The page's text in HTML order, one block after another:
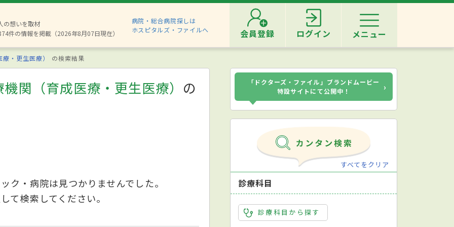
の想いを取材
件の情報を掲載（2026年8月07日現在）
病院・総合病院探しは
ホスピタルズ・ファイルへ
会員登録 ログイン メニュー
・更生医療） の検索結果
関（育成医療・更生医療） の
ク・病院は見つかりませんでした。
て検索してください。
「ドクターズ・ファイル」ブランドムービー
特設サイトにて公開中！
›
すべてをクリア
診療科目
診療科目から探す